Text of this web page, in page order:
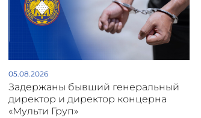
05.08.2026
Задержаны бывший генеральный
директор и директор концерна
«Мульти Груп»